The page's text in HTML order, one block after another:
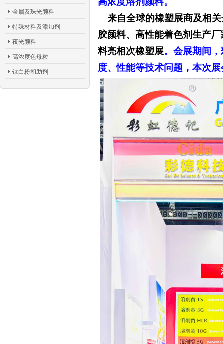
金属及珠光颜料
特殊材料及添加剂
夜光颜料
高浓度色母粒
钛白粉和助剂
来自全球的橡塑展商及相
胶颜料、高性能着色剂生产
料亮相次橡塑展。会展期间
度、性能等技术问题，本次